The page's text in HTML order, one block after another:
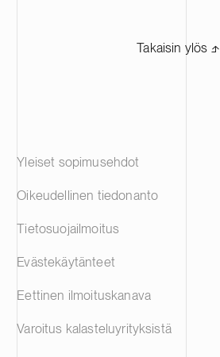
Takaisin ylös ⬏
Yleiset sopimusehdot
Oikeudellinen tiedonanto
Tietosuojailmoitus
Evästekäytänteet
Eettinen ilmoituskanava
Varoitus kalasteluyrityksistä